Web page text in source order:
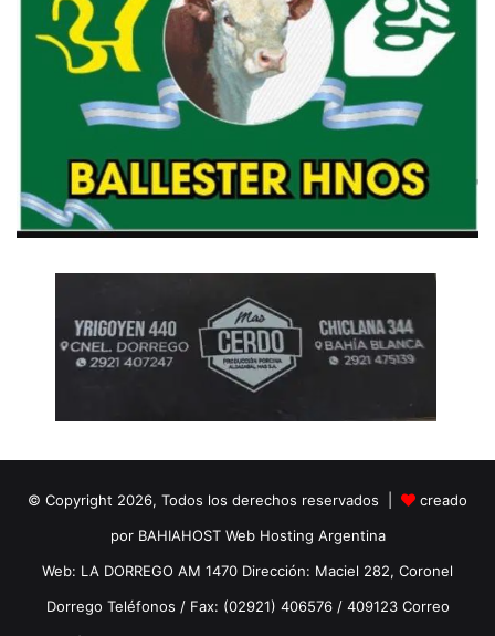
© Copyright 2026, Todos los derechos reservados |
creado
por BAHIAHOST Web Hosting Argentina
Web: LA DORREGO AM 1470 Dirección: Maciel 282, Coronel
Dorrego Teléfonos / Fax: (02921) 406576 / 409123 Correo